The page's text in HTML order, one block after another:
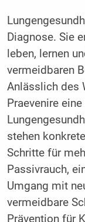
Diagnose. Sie
leben, lernen
vermeidbaren
Anlässlich des
Praevenire
stehen
Schritte für
Passivrauch,
Umgang mit
vermeidbare
Prävention für